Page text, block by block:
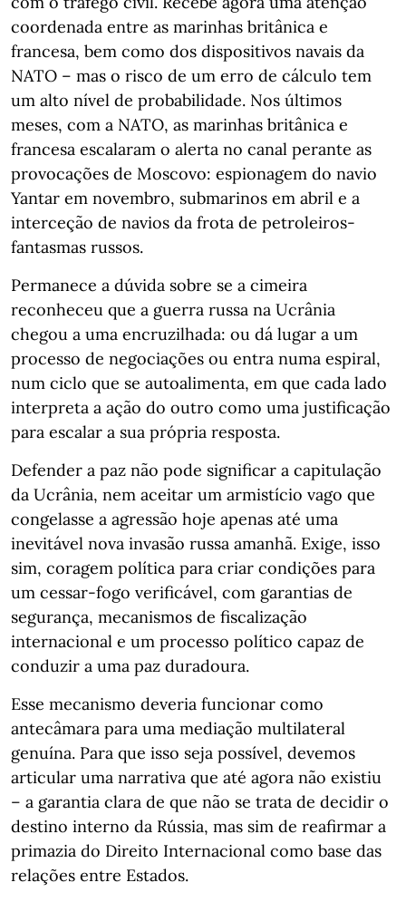
coordenada entre as marinhas britânica e
francesa, bem como dos dispositivos navais da
NATO – mas o risco de um erro de cálculo tem
um alto nível de probabilidade. Nos últimos
meses, com a NATO, as marinhas britânica e
francesa escalaram o alerta no canal perante as
provocações de Moscovo: espionagem do navio
Yantar em novembro, submarinos em abril e a
interceção de navios da frota de petroleiros-
fantasmas russos.
Permanece a dúvida sobre se a cimeira
reconheceu que a guerra russa na Ucrânia
chegou a uma encruzilhada: ou dá lugar a um
processo de negociações ou entra numa espiral,
num ciclo que se autoalimenta, em que cada lado
interpreta a ação do outro como uma justificação
para escalar a sua própria resposta.
Defender a paz não pode significar a capitulação
da Ucrânia, nem aceitar um armistício vago que
congelasse a agressão hoje apenas até uma
inevitável nova invasão russa amanhã. Exige, isso
sim, coragem política para criar condições para
um cessar-fogo verificável, com garantias de
segurança, mecanismos de fiscalização
internacional e um processo político capaz de
conduzir a uma paz duradoura.
Esse mecanismo deveria funcionar como
antecâmara para uma mediação multilateral
genuína. Para que isso seja possível, devemos
articular uma narrativa que até agora não existiu
– a garantia clara de que não se trata de decidir o
destino interno da Rússia, mas sim de reafirmar a
primazia do Direito Internacional como base das
relações entre Estados.